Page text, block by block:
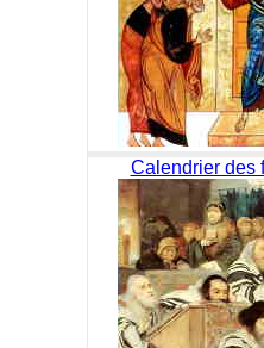
Calendrier des